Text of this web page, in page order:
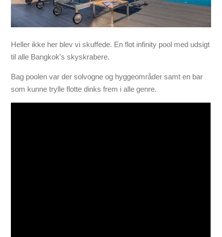
Heller ikke her blev vi skuffede. En flot infinity pool med udsigt
til alle Bangkok’s skyskrabere.
Bag poolen var der solvogne og hyggeområder samt en bar
som kunne trylle flotte dinks frem i alle genre.